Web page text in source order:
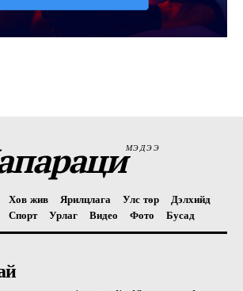
МЭДЭЭ
Хов жив Ярилцлага Улс төр
Дэлхийд
Спорт Урлаг Видео Фото Бусад